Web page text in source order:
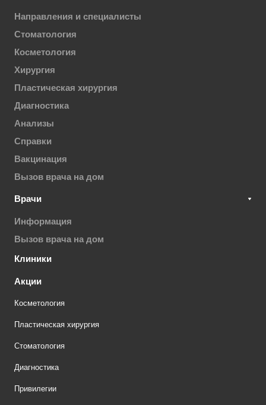
Направления и специалисты
Стоматология
Косметология
Хирургия
Пластическая хирургия
Диагностика
Анализы
Справки
Вакцинация
Вызов врача на дом
Врачи
Информация
Вызов врача на дом
Клиники
Акции
Косметология
Пластическая хирургия
Стоматология
Диагностика
Привилегии